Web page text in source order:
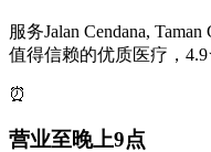
服务Jalan Cendana,
值得信赖的优质医疗，
⏰
营业至晚上9点